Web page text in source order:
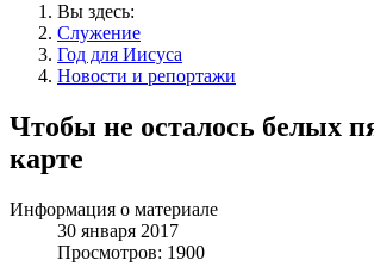
Вы здесь:
Служение
Год для Иисуса
Новости и репортажи
Чтобы не осталось белых
карте
Информация о материале
30 января 2017
Просмотров: 1900